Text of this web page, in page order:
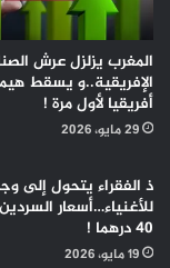
المغرب يزلزل عرش
الإفريقية..و يسقط
أفريقيا لأول مرة !
29 مايو، 2026
ذ الفقراء يتحول إلى
للأغنياء…أسعار
40 درهما !
19 مايو، 2026